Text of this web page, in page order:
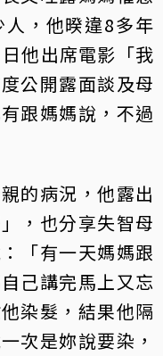
，他暌違8多年
他出席電影「我
公開露面談及母
跟媽媽說，不過
的病況，他露出
，也分享失智母
「有一天媽媽跟
己講完馬上又忘
染髮，結果他隔
次是妳說要染，